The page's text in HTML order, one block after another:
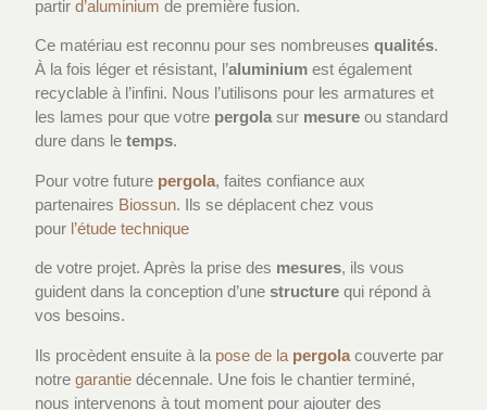
partird’aluminiumde première fusion.
Ce matériau est reconnu pour ses nombreusesqualités.
À la fois léger et résistant, l’aluminium est également
recyclable à l’infini. Nous l’utilisons pour les armatures et
les lames pour que votre pergolasur mesure ou standard
dure dans letemps.
Pour votre future pergola, faites confiance aux
partenaires Biossun. Ils se déplacent chez vous
pour l’étude technique
de votre projet. Après la prise des mesures, ils vous
guident dans la conception d’unestructure qui répond à
vos besoins.
Ils procèdent ensuite à la pose de la pergola couverte par
notregarantie décennale. Une fois le chantier terminé,
nous intervenons à tout moment pour ajouter des